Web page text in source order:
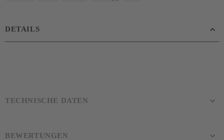
DETAILS
TECHNISCHE DATEN
BEWERTUNGEN